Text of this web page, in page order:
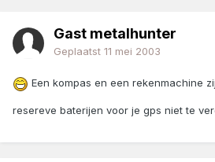
Gast metalhunter
Geplaatst 11 mei 2003
Een kompas en een rekenmachine
resereve baterijen voor je gps niet te